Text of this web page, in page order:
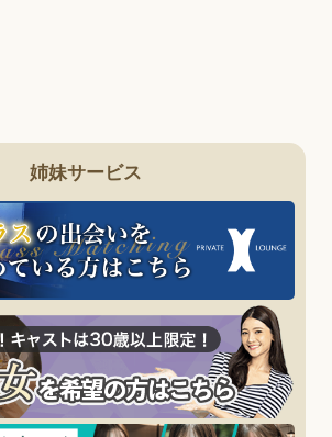
姉妹サービス